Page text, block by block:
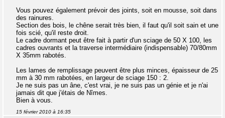
Vous pouvez également prévoir des joints, soit en mousse, soit dans
des rainures.
Section des bois, le chêne serait très bien, il faut qu'il soit sain et une
fois scié, qu'il reste droit.
Le cadre dormant peut être fait à partir d'un sciage de 50 X 100, les
cadres ouvrants et la traverse intermédiaire (indispensable) 70/80mm
X 35mm rabotés.
Les lames de remplissage peuvent être plus minces, épaisseur de 25
mm à 30 mm rabotées, en largeur de sciage 150 : 2.
Je ne suis pas un âne, c'est vrai, je ne suis pas un génie et je n'ai
jamais dit que j'étais de Nîmes.
Bien à vous.
15 février 2010 à 16:35